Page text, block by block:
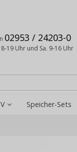
02953 / 24203-0
19 Uhr und Sa. 9-16 Uhr
Speicher-Sets